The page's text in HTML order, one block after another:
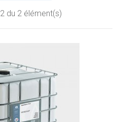
du 2 élément(s)